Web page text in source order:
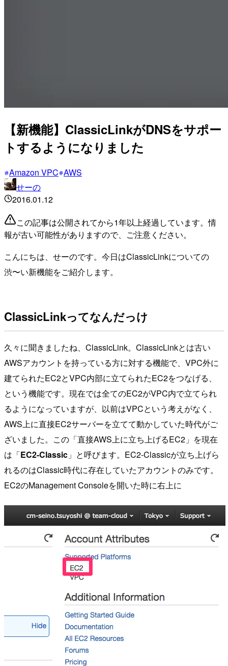
【新機能】ClassicLinkがDNSをサポー
トするようになりました
Amazon VPC AWS
せーの
2016.01.12
この記事は公開されてから1年以上経過しています。情
報が古い可能性がありますので、ご注意ください。
こんにちは、せーのです。今日はClassicLinkについての
渋〜い新機能をご紹介します。
ClassicLinkってなんだっけ
久々に聞きましたね、ClassicLink。ClassicLinkとは古い
AWSアカウントを持っている方に対する機能で、VPC外に
建てられたEC2とVPC内部に立てられたEC2をつなげる、
という機能です。現在では全てのEC2がVPC内で立てられ
るようになっていますが、以前はVPCという考えがなく、
AWS上に直接EC2サーバーを立てて動かしていた時代がご
ざいました。この「直接AWS上に立ち上げるEC2」を現在
は「EC2-Classic 」と呼びます。EC2-Classicが立ち上げら
れるのはClassic時代に存在していたアカウントのみです。
EC2のManagement Consoleを開いた時に右上に